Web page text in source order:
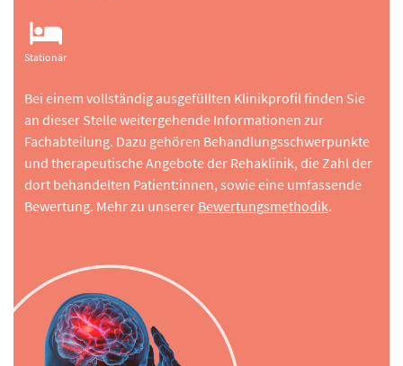
Stationär
Bei einem vollständig ausgefüllten Klinikprofil finden Sie
an dieser Stelle weitergehende Informationen zur
Fachabteilung. Dazu gehören Behandlungsschwerpunkte
und therapeutische Angebote der Rehaklinik, die Zahl der
dort behandelten Patient:innen, sowie eine umfassende
Bewertung. Mehr zu unserer Bewertungsmethodik.